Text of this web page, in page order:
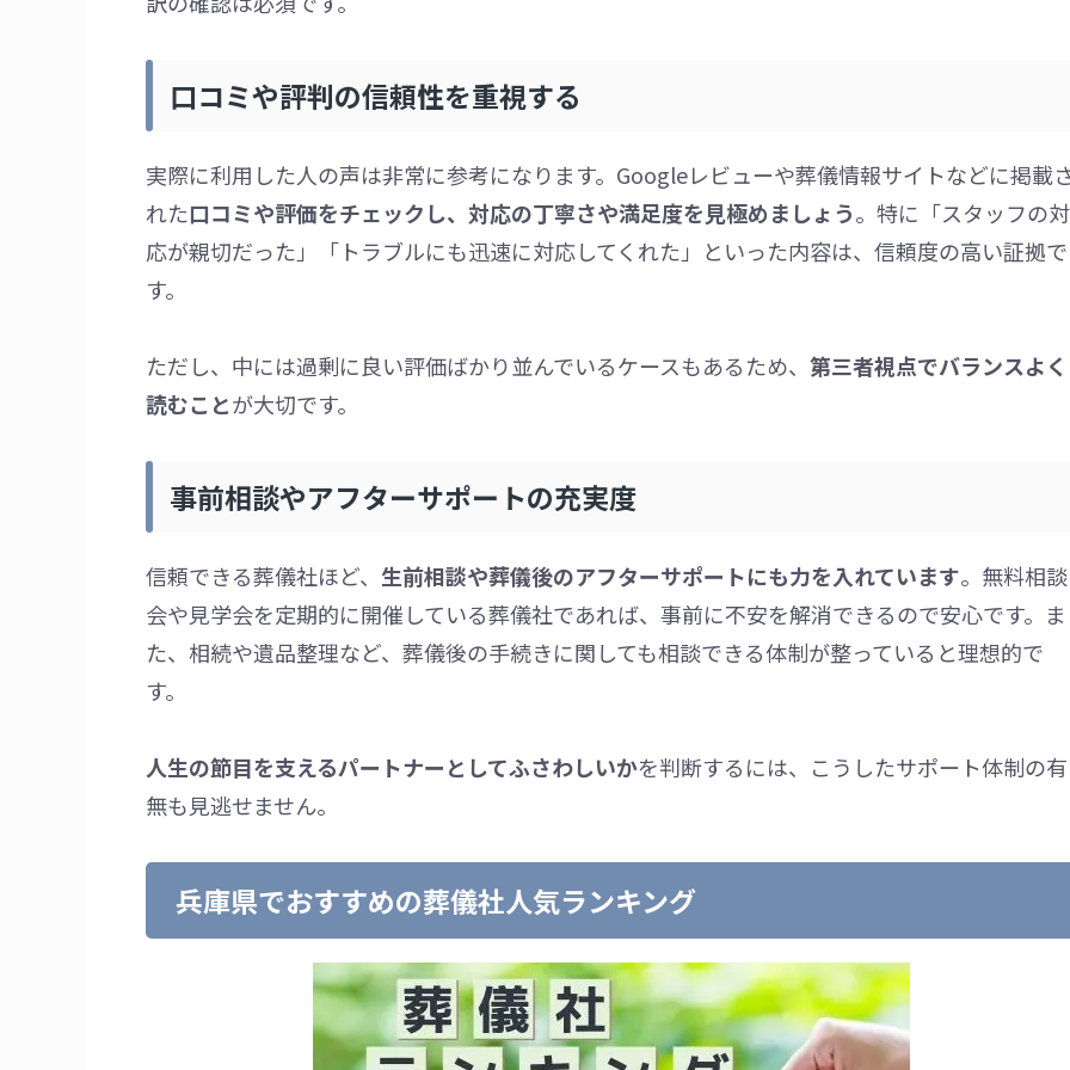
口コミや評判の信頼性を重視する
実際に利用した人の声は非常に参考になります。Googleレビューや葬儀情報サイトなどに掲載
れた口コミや評価をチェックし、対応の丁寧さや満足度を見極めましょう。特に「スタッフの対
応が親切だった」「トラブルにも迅速に対応してくれた」といった内容は、信頼度の高い証拠で
す。
ただし、中には過剰に良い評価ばかり並んでいるケースもあるため、 第三者視点でバランスよく
読むことが大切です。
事前相談やアフターサポートの充実度
信頼できる葬儀社ほど、 生前相談や葬儀後のアフターサポートにも力を入れています。無料相談
会や見学会を定期的に開催している葬儀社であれば、事前に不安を解消できるので安心です。ま
た、相続や遺品整理など、葬儀後の手続きに関しても相談できる体制が整っていると理想的で
す。
人生の節目を支えるパートナーとしてふさわしいかを判断するには、こうしたサポート体制の有
無も見逃せません。
兵庫県でおすすめの葬儀社人気ランキング